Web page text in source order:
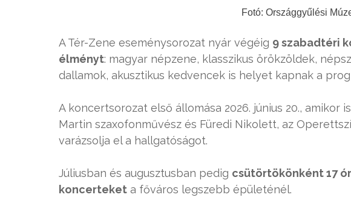
Fotó: Országgyűlési
A Tér-Zene eseménysorozat nyár végéig 9 szabadtéri
élményt: magyar népzene, klasszikus örökzöldek,
dallamok, akusztikus kedvencek is helyet kapnak a
A koncertsorozat első állomása 2026. június 20., amikor
Martin szaxofonművész és Füredi Nikolett, az
varázsolja el a hallgatóságot.
Júliusban és augusztusban pedig csütörtökönként 17
koncerteket a főváros legszebb épületénél.